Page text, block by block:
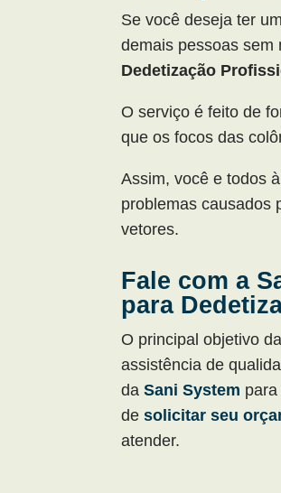
Se você deseja ter
demais pessoas sem
Dedetização
O serviço é feito de
que os focos das
Assim, você e todos
problemas causados
vetores.
Fale com a
para
O principal objetivo
assistência de
daSani System
desolicitar seu
atender.